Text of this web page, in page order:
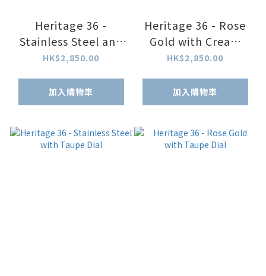
Heritage 36 -
Stainless Steel and
White Dial
HK$2,850.00
加入購物車
Heritage 36 - Rose
Gold with Cream
White Dial
HK$2,850.00
加入購物車